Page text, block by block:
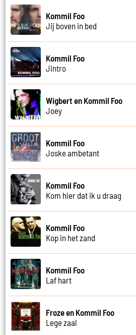
Kommil Foo
Jij boven in bed
Kommil Foo
Jintro
Wigbert en Kommil Foo
Joey
Kommil Foo
Joske ambetant
Kommil Foo
Kom hier dat ik u draag
Kommil Foo
Kop in het zand
Kommil Foo
Laf hart
Froze en Kommil Foo
Lege zaal